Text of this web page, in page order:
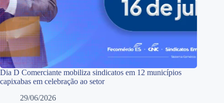
Dia D Comerciante mobiliza sindicatos em 12 municípios
capixabas em celebração ao setor
29/06/2026